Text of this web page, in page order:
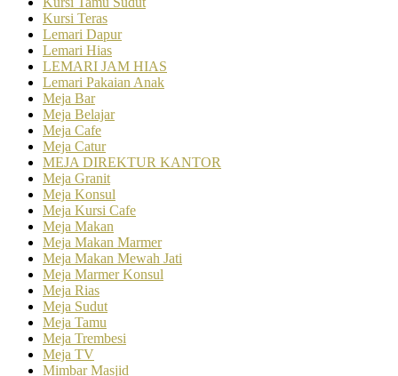
Kursi Teras
Lemari Dapur
Lemari Hias
LEMARI JAM HIAS
Lemari Pakaian Anak
Meja Bar
Meja Belajar
Meja Cafe
Meja Catur
MEJA DIREKTUR KANTOR
Meja Granit
Meja Konsul
Meja Kursi Cafe
Meja Makan
Meja Makan Marmer
Meja Makan Mewah Jati
Meja Marmer Konsul
Meja Rias
Meja Sudut
Meja Tamu
Meja Trembesi
Meja TV
Mimbar Masjid